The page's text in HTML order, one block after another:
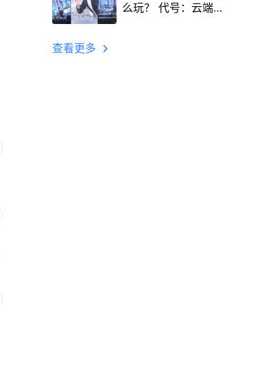
么玩？ 代号：云端性
查看更多